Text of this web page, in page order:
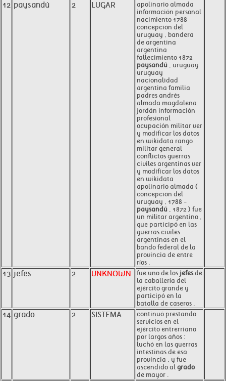
12 paysandú 2 LUGAR
apolinario almada
información personal
nacimiento 1788
concepción del
uruguay , bandera
de argentina
argentina
fallecimiento 1872
paysandú , uruguay
uruguay
nacionalidad
argentina familia
padres andrés
almada magdalena
jordán información
profesional
ocupación militar ver
y modificar los datos
en wikidata rango
militar general
conflictos guerras
civiles argentinas ver
y modificar los datos
en wikidata
apolinario almada (
concepción del
uruguay , 1788 -
paysandú , 1872 ) fue
un militar argentino ,
que participó en las
guerras civiles
argentinas en el
bando federal de la
provincia de entre
ríos .
13 jefes 2 UNKNOWN fue uno de los jefesde
la caballería del
ejército grande y
participó en la
batalla de caseros .
14 grado 2 SISTEMA
continuó prestando
servicios en el
ejército entrerriano
por largos años :
luchó en las guerras
intestinas de esa
provincia , y fue
ascendido al grado
de mayor .